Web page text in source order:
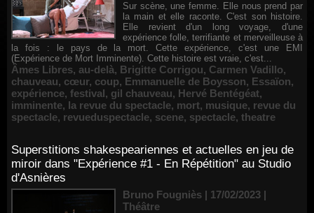
Sur scène, une femme. Elle nous prend par
la main et elle raconte. C'est son histoire.
Elle revient d'un long voyage, d'une
expérience folle, terrifiante et merveilleuse à
la fois : le pays de la mort. Cette expérience, c'est une EMI
(Expérience de Mort Imminente). Cette histoire est vraie, c'est...
Âmes Libres, au-delà, Brigitte Corrigou, Carmen Vadillo,
chauveau, cœur, coup, Emmanuelle de Boysson, Essaïon,
expérience, festival, gil chauveau, Hervé Bentégéat,
imminente, la revue du spectacle, mort, musique, revue du
spectacle, revueduspectacle, scene, spectacle, theatre
Superstitions shakespeariennes et actuelles en jeu de
miroir dans "Expérience #1 - En Répétition" au Studio
d'Asnières
Bruno Fougniès | 17/02/2023 |
Théâtre